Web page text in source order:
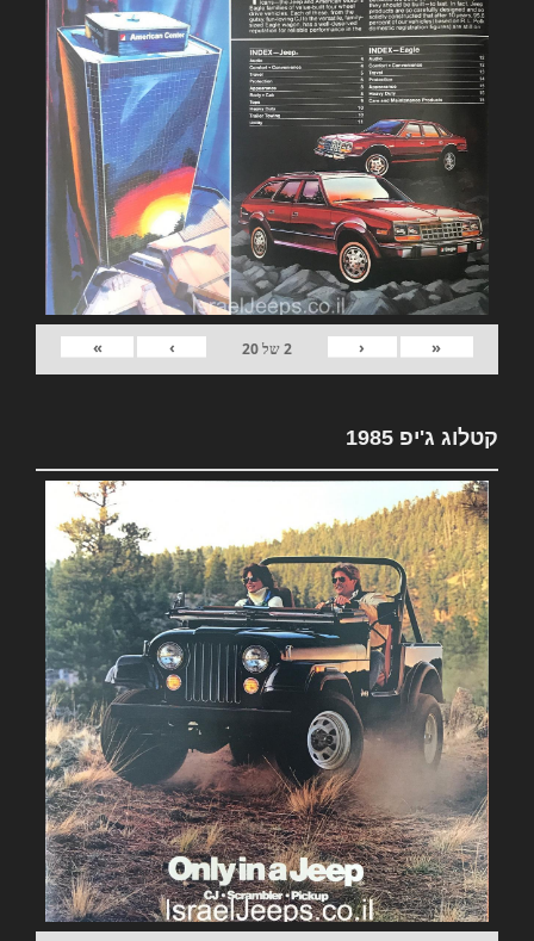
«
‹
2של20
›
»
קטלוג ג'יפ 1985